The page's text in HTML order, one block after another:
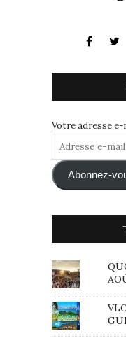
Votre adresse e-
Adresse
mail Abonnez-